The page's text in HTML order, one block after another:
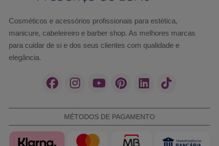
Cosméticos e acessórios profissionais para estética,
manicure, cabeleireiro e barber shop. As melhores marcas
para cuidar de si e dos seus clientes com qualidade e
elegância.
MÉTODOS DE PAGAMENTO